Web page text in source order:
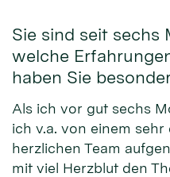
Sie sind seit sechs
welche
haben Sie
Als ich vor gut sechs
ich v.a. von einem
herzlichen Team
mit viel Herzblut den